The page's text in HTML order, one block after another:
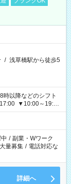
/ 浅草橋駅から徒歩5
時以降などのシフト
▼10:00～19:00
/ 副業・Wワーク
量募集 / 電話対応な
詳細へ